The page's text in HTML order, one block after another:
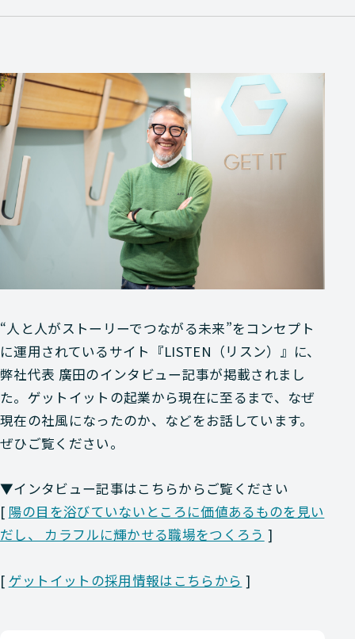
“人と人がストーリーでつながる未来”をコンセプト
に運用されているサイト『LISTEN（リスン）』に、
弊社代表 廣田のインタビュー記事が掲載されまし
た。ゲットイットの起業から現在に至るまで、なぜ
現在の社風になったのか、などをお話しています。
ぜひご覧ください。
▼インタビュー記事はこちらからご覧ください
[ 陽の目を浴びていないところに価値あるものを見い
だし、 カラフルに輝かせる職場をつくろう ]
[ ゲットイットの採用情報はこちらから ]